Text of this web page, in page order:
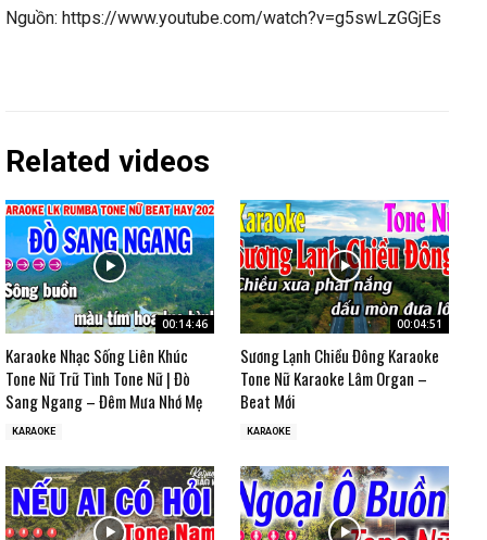
Nguồn: https://www.youtube.com/watch?v=g5swLzGGjEs
Related videos
00:14:46
Karaoke Nhạc Sống Liên Khúc
Tone Nữ Trữ Tình Tone Nữ | Đò
Sang Ngang – Đêm Mưa Nhớ Mẹ
KARAOKE
00:04:51
Sương Lạnh Chiều Đông Karaoke
Tone Nữ Karaoke Lâm Organ –
Beat Mới
KARAOKE